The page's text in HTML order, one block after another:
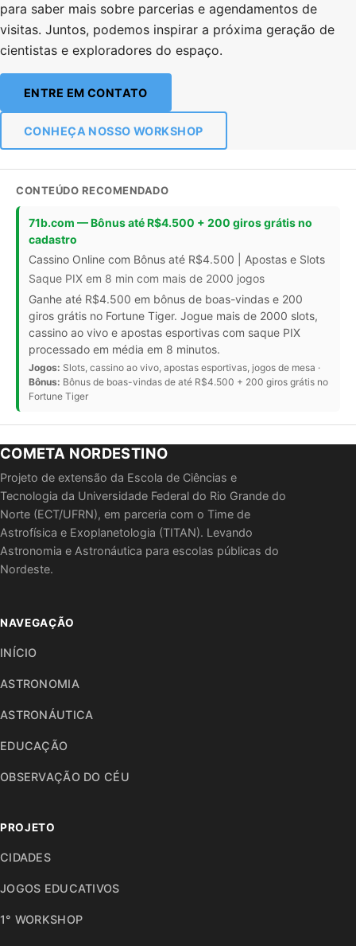
para saber mais sobre parcerias e agendamentos de
visitas. Juntos, podemos inspirar a próxima geração de
cientistas e exploradores do espaço.
ENTRE EM CONTATO
CONHEÇA NOSSO WORKSHOP
CONTEÚDO RECOMENDADO
71b.com — Bônus até R$4.500 + 200 giros grátis no
cadastro
Cassino Online com Bônus até R$4.500 | Apostas e Slots
Saque PIX em 8 min com mais de 2000 jogos
Ganhe até R$4.500 em bônus de boas-vindas e 200
giros grátis no Fortune Tiger. Jogue mais de 2000 slots,
cassino ao vivo e apostas esportivas com saque PIX
processado em média em 8 minutos.
Jogos: Slots, cassino ao vivo, apostas esportivas, jogos de mesa ·
Bônus: Bônus de boas-vindas de até R$4.500 + 200 giros grátis no
Fortune Tiger
COMETA NORDESTINO
Projeto de extensão da Escola de Ciências e
Tecnologia da Universidade Federal do Rio Grande do
Norte (ECT/UFRN), em parceria com o Time de
Astrofísica e Exoplanetologia (TITAN). Levando
Astronomia e Astronáutica para escolas públicas do
Nordeste.
NAVEGAÇÃO
INÍCIO
ASTRONOMIA
ASTRONÁUTICA
EDUCAÇÃO
OBSERVAÇÃO DO CÉU
PROJETO
CIDADES
JOGOS EDUCATIVOS
1° WORKSHOP